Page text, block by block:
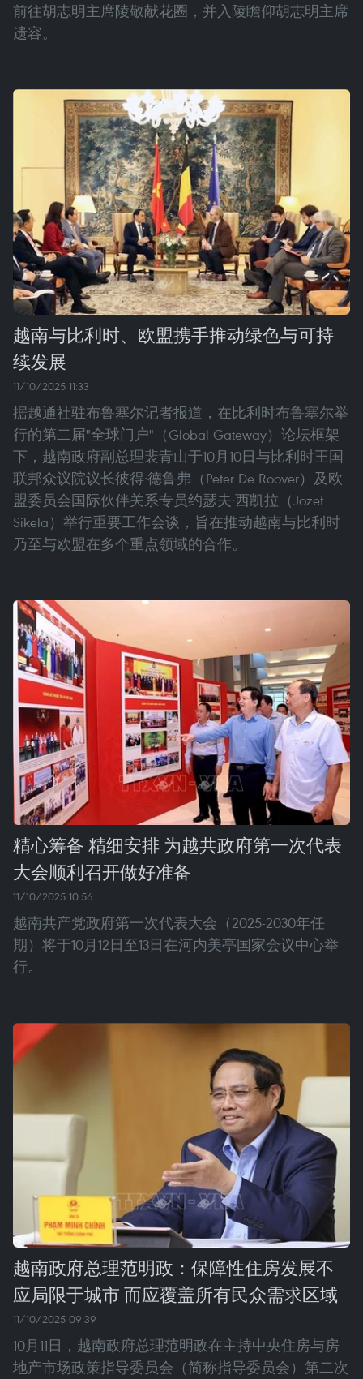
前往胡志明主席陵敬献花圈，并入陵瞻仰胡志明主席
遗容。
越南与比利时、欧盟携手推动绿色与可持
续发展
11/10/2025 11:33
据越通社驻布鲁塞尔记者报道，在比利时布鲁塞尔举
行的第二届"全球门户"（Global Gateway）论坛框架
下，越南政府副总理裴青山于10月10日与比利时王国
联邦众议院议长彼得·德鲁弗（Peter De Roover）及欧
盟委员会国际伙伴关系专员约瑟夫·西凯拉（Jozef
Sikela）举行重要工作会谈，旨在推动越南与比利时
乃至与欧盟在多个重点领域的合作。
精心筹备 精细安排 为越共政府第一次代表
大会顺利召开做好准备
11/10/2025 10:56
越南共产党政府第一次代表大会（2025-2030年任
期）将于10月12日至13日在河内美亭国家会议中心举
行。
越南政府总理范明政：保障性住房发展不
应局限于城市 而应覆盖所有民众需求区域
11/10/2025 09:39
10月11日，越南政府总理范明政在主持中央住房与房
地产市场政策指导委员会（简称指导委员会）第二次